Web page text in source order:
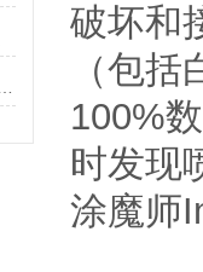
破坏和
（包
100%
时发现
涂魔师